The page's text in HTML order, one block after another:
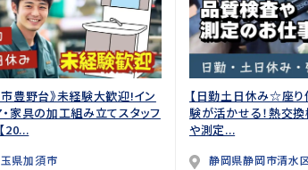
市豊野台》未経験大歓迎!イン
家具の加工組み立てスタッフ
20...
県加須市
【日勤土日休み☆座り
験が活かせる！熱交
や測定...
静岡県静岡市清水